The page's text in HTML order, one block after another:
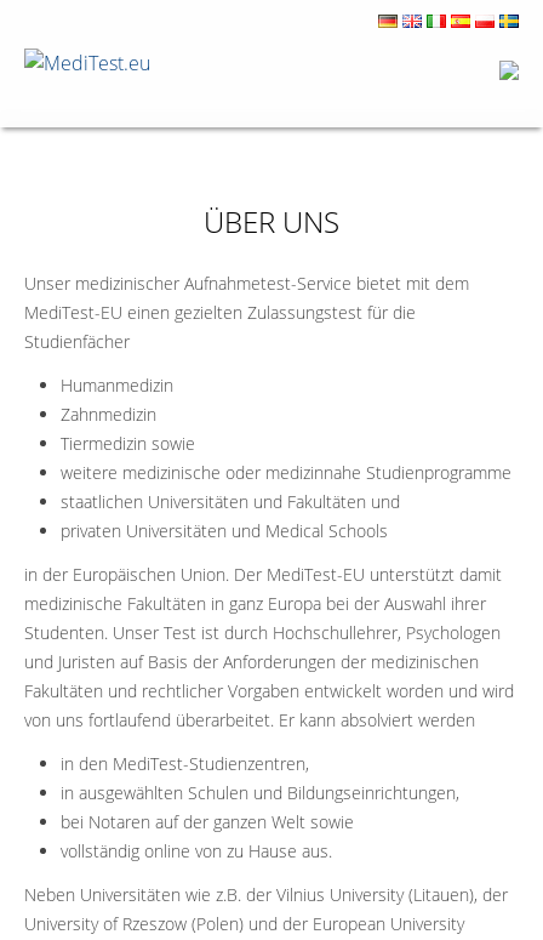
ÜBER UNS
Unser medizinischer Aufnahmetest-Service bietet mit dem
MediTest-EU einen gezielten Zulassungstest für die
Studienfächer
Humanmedizin
Zahnmedizin
Tiermedizin sowie
weitere medizinische oder medizinnahe Studienprogramme
staatlichen Universitäten und Fakultäten und
privaten Universitäten und Medical Schools
in der Europäischen Union. Der MediTest-EU unterstützt damit
medizinische Fakultäten in ganz Europa bei der Auswahl ihrer
Studenten. Unser Test ist durch Hochschullehrer, Psychologen
und Juristen auf Basis der Anforderungen der medizinischen
Fakultäten und rechtlicher Vorgaben entwickelt worden und wird
von uns fortlaufend überarbeitet. Er kann absolviert werden
in den MediTest-Studienzentren,
in ausgewählten Schulen und Bildungseinrichtungen,
bei Notaren auf der ganzen Welt sowie
vollständig online von zu Hause aus.
Neben Universitäten wie z.B. der Vilnius University (Litauen), der
University of Rzeszow (Polen) und der European University